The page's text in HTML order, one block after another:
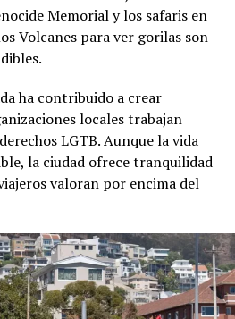
Memorial y los safaris en
Volcanes para ver gorilas son
ha contribuido a crear
locales trabajan
LGTB. Aunque la vida
la ciudad ofrece tranquilidad
valoran por encima del